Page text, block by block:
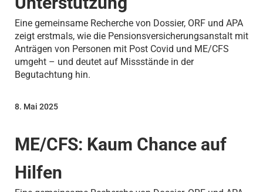
Eine gemeinsame Recherche von Dossier, ORF und APA
zeigt erstmals, wie die Pensionsversicherungsanstalt mit
Anträgen von Personen mit Post Covid und ME/CFS
umgeht – und deutet auf Missstände in der
Begutachtung hin.
ME/CFS: Kaum Chance auf
Hilfen
8. Mai 2025